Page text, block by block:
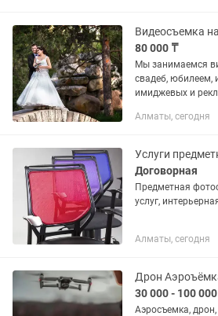
80 000 ₸
Мы занимаемся
свадеб, юбилеем,
имиджевых и
конференций и
Алматы, сегодня
Услуги
Договорная
Предметная
услуг,
Алматы, сегодня
Дрон
30 000 - 100
Аэросъемка,